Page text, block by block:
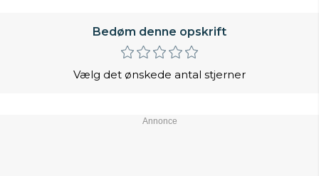
Bedøm denne opskrift
Vælg det ønskede antal stjerner